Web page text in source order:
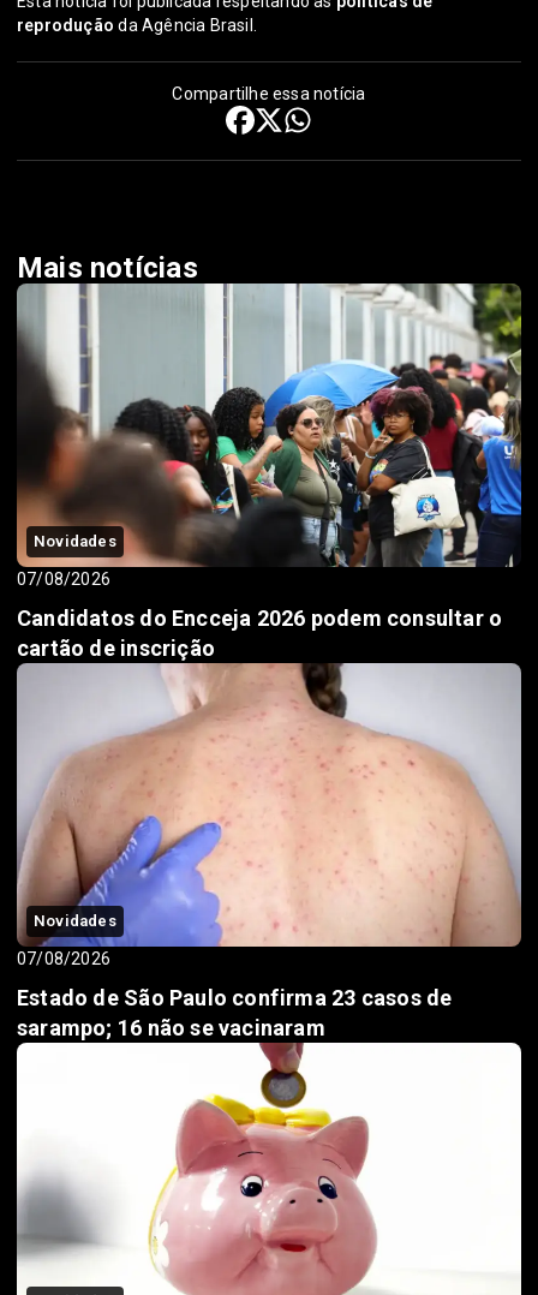
reprodução da Agência Brasil.
Compartilhe essa notícia
Mais notícias
Novidades
07/08/2026
Candidatos do Encceja 2026 podem consultar o
cartão de inscrição
Novidades
07/08/2026
Estado de São Paulo confirma 23 casos de
sarampo; 16 não se vacinaram